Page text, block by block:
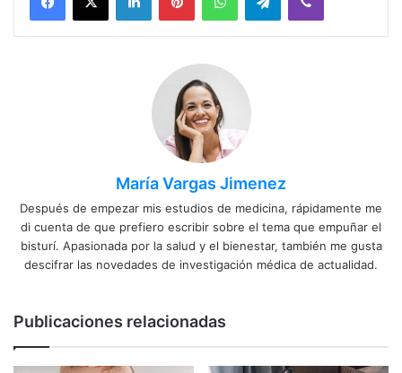
María Vargas Jimenez
Después de empezar mis estudios de medicina, rápidamente me
di cuenta de que prefiero escribir sobre el tema que empuñar el
bisturí. Apasionada por la salud y el bienestar, también me gusta
descifrar las novedades de investigación médica de actualidad.
Publicaciones relacionadas